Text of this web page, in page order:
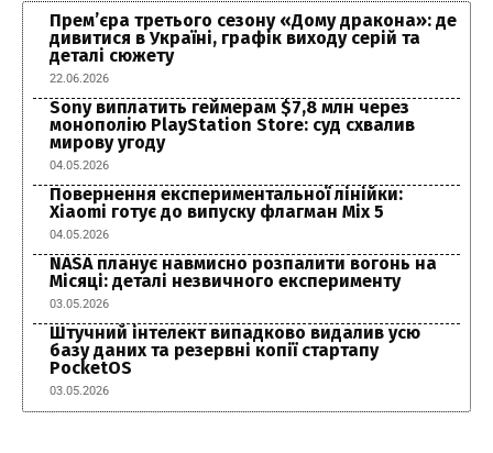
Прем’єра третього сезону «Дому дракона»: де
дивитися в Україні, графік виходу серій та
деталі сюжету
22.06.2026
Sony виплатить геймерам $7,8 млн через
монополію PlayStation Store: суд схвалив
мирову угоду
04.05.2026
Повернення експериментальної лінійки:
Xiaomi готує до випуску флагман Mix 5
04.05.2026
NASA планує навмисно розпалити вогонь на
Місяці: деталі незвичного експерименту
03.05.2026
Штучний інтелект випадково видалив усю
базу даних та резервні копії стартапу
PocketOS
03.05.2026